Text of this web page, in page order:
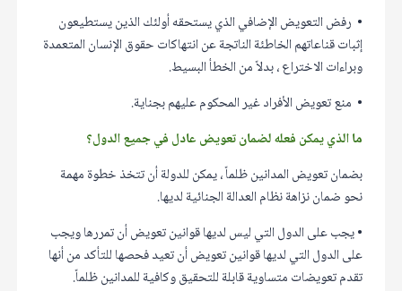
• رفض التعويض الإضافي الذي يستحقه أولئك الذين يستطيعون
إثبات قناعاتهم الخاطئة الناتجة عن انتهاكات حقوق الإنسان المتعمدة
وبراءات الاختراع ، بدلاً من الخطأ البسيط.
• منع تعويض الأفراد غير المحكوم عليهم بجناية.
ما الذي يمكن فعله لضمان تعويض عادل في جميع الدول؟
بضمان تعويض المدانين ظلماً ، يمكن للدولة أن تتخذ خطوة مهمة
نحو ضمان نزاهة نظام العدالة الجنائية لديها.
• يجب على الدول التي ليس لديها قوانين تعويض أن تمررها ويجب
على الدول التي لديها قوانين تعويض أن تعيد فحصها للتأكد من أنها
تقدم تعويضات متساوية قابلة للتحقيق وكافية للمدانين ظلماً.